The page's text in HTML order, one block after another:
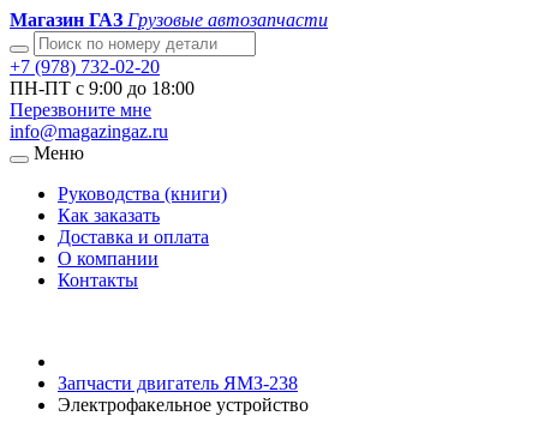
Магазин ГАЗ Грузовые автозапчасти
+7 (978) 732-02-20
ПН-ПТ с 9:00 до 18:00
Перезвоните мне
info@magazingaz.ru
Меню
Руководства (книги)
Как заказать
Доставка и оплата
О компании
Контакты
Запчасти двигатель ЯМЗ-238
Электрофакельное устройство